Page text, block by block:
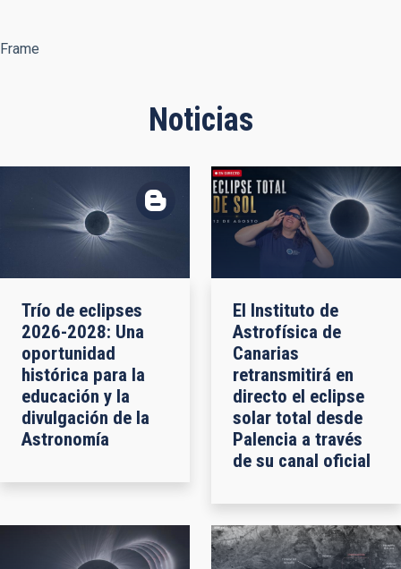
Frame
Noticias
Trío de eclipses
2026-2028: Una
oportunidad
histórica para la
educación y la
divulgación de la
Astronomía
El Instituto de
Astrofísica de
Canarias
retransmitirá en
directo el eclipse
solar total desde
Palencia a través
de su canal oficial